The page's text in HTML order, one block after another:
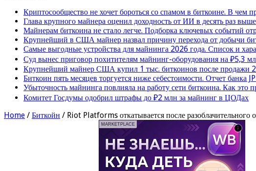
Криптосообщество не хочет бороться со спамом в биткоине. В чем
Глава крупного майнера оценил доходность от ИИ в десять раз
Майнерам биткоина не стало легче. Подборка ключевых событий
Крупнейший в США майнер назвал причину перехода от добычи
Самые выгодные устройства для майнинга 2026 года. Список и
Суд вынес приговор похитителям майнинг-оборудования на ₽5,3
Крупнейший майнер США купил 1 тыс. биткоинов после продажи
Биткоин пять месяцев торгуется ниже себестоимости. Отчет банка
Убыточность майнинга повлияла на работу сети биткоина. Как это
Комитет Госдумы одобрил штрафы до ₽2 млн за майнинг в ЦОДах
Home / Биткойн / Riot Platforms откатывается после разоблачительного
MARKETPLACE